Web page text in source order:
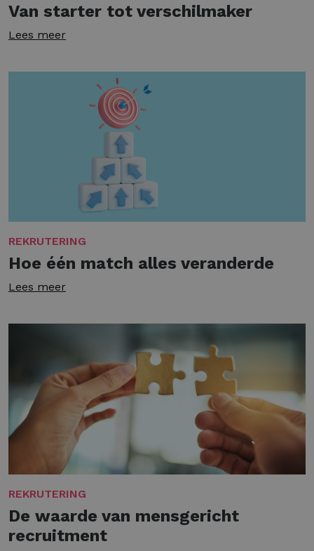
Van starter tot verschilmaker
Lees meer
REKRUTERING
Hoe één match alles veranderde
Lees meer
REKRUTERING
De waarde van mensgericht
recruitment